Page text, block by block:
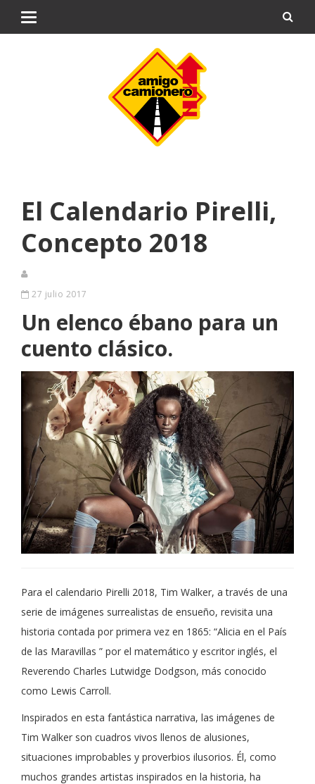
El Calendario Pirelli,
Concepto 2018
27 julio 2017
Un elenco ébano para un
cuento clásico.
Para el calendario Pirelli 2018, Tim Walker, a través de una
serie de imágenes surrealistas de ensueño, revisita una
historia contada por primera vez en 1865: “Alicia en el País
de las Maravillas ” por el matemático y escritor inglés, el
Reverendo Charles Lutwidge Dodgson, más conocido
como Lewis Carroll.
Inspirados en esta fantástica narrativa, las imágenes de
Tim Walker son cuadros vivos llenos de alusiones,
situaciones improbables y proverbios ilusorios. Él, como
muchos grandes artistas inspirados en la historia, ha